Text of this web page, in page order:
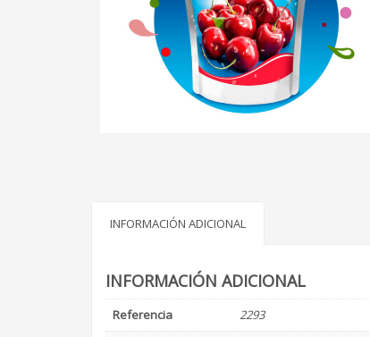
INFORMACIÓN ADICIONAL
INFORMACIÓN ADICIONAL
Referencia
2293